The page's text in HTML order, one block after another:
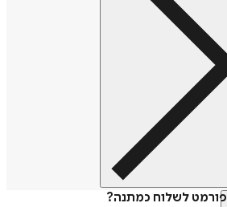
פורמט לשלוח כמתנה?